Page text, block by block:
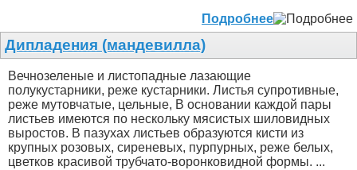
Подробнее
Дипладения (мандевилла)
Вечнозеленые и листопадные лазающие
полукустарники, реже кустарники. Листья супротивные,
реже мутовчатые, цельные, В основании каждой пары
листьев имеются по нескольку мясистых шиловидных
выростов. В пазухах листьев образуются кисти из
крупных розовых, сиреневых, пурпурных, реже белых,
цветков красивой трубчато-воронковидной формы. ...